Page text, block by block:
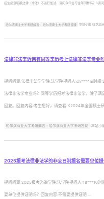
招生简章明确法律（非法）不进行加试，请问今年会与往年同样吗？3请
哈尔滨商业大学考研解答 - 哈尔滨商业大学考研答疑 本站小编 哈尔滨
法律非法学近两有同等学历考上法律非法学专业
提问问题:法律非法学学院:法学院提问人:ch***4m时
法律非法学专业吗？同等学历报考法律非法学，除了
回复。回复内容:考生您好，请查看《2024年全国硕士研
哈尔滨商业大学考研解答 - 哈尔滨商业大学考研答疑 本站小
2025报考法律非法学的非全日制报名需要单位
提问问题:2025报考咨询学院:法学院提问人:18***10
要单位提供证明吗？回复内容:不需要提供证明 ...